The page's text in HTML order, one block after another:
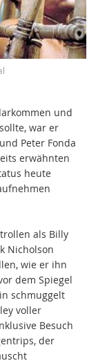
und
war er
Peter Fonda
erwähnten
heute
als Billy
Nicholson
wie er ihn
dem Spiegel
schmuggelt
voller
Besuch
der